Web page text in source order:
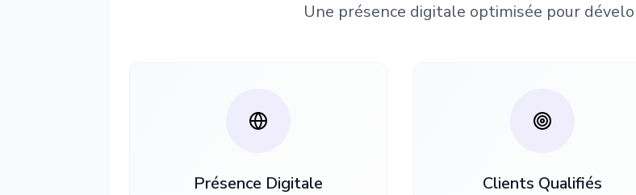
Une présence digitale optimisée pour
Présence Digitale Clients Qualifiés